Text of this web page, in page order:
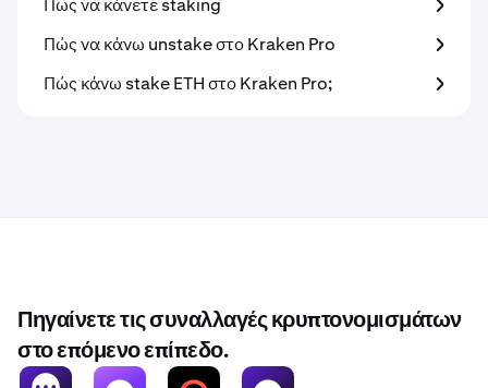
Πως να κάνετε staking
Πώς να κάνω unstake στο Kraken Pro
Πώς κάνω stake ETH στο Kraken Pro;
Πηγαίνετε τις συναλλαγές κρυπτονομισμάτων
στο επόμενο επίπεδο.